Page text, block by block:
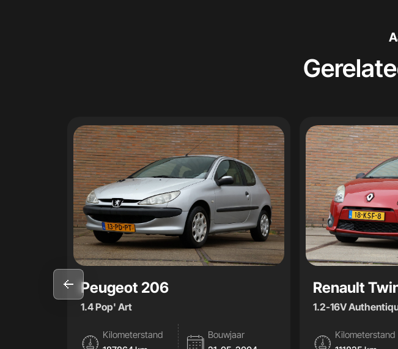
Peugeot 206
1.4 Pop' Art
Kilometerstand
Bouwjaar
Renault
1.2-16V
Kilometerstand